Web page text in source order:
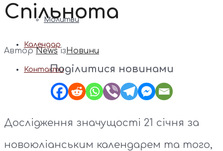
Молитви
Календар
Контакти
Спільнота
АвторNews ізНовини
Поділитися новинами
Дослідження значущості 21 січня за
новоюліанським календарем та того,